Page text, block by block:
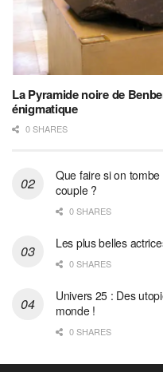
La Pyramide noire de
énigmatique
0 SHARES
Que faire si on
couple ?
0 SHARES
Les plus belles
0 SHARES
Univers 25 : Des
monde !
0 SHARES